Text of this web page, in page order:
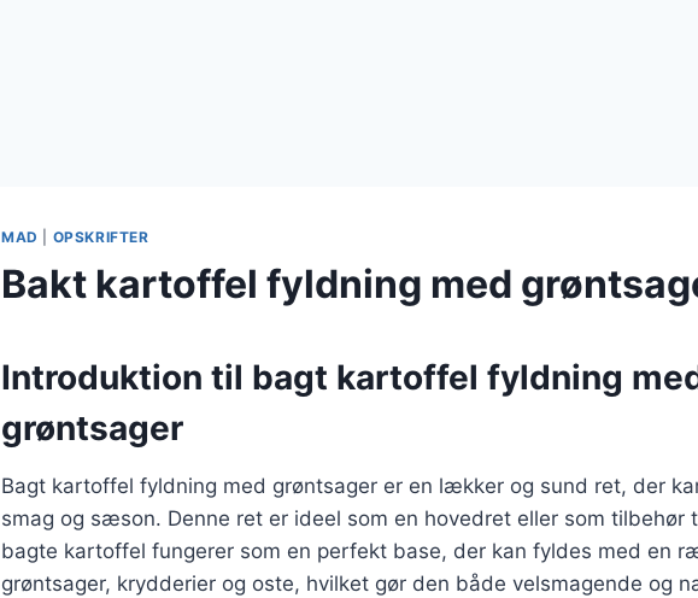
MAD OPSKRIFTER
Bakt kartoffel fyldning med
Introduktion til bagt kartoffel fyldning
grøntsager
Bagt kartoffel fyldning med grøntsager er en lækker og sund ret, der
smag og sæson. Denne ret er ideel som en hovedret eller som tilbehør
bagte kartoffel fungerer som en perfekt base, der kan fyldes med en
grøntsager, krydderier og oste, hvilket gør den både velsmagende og